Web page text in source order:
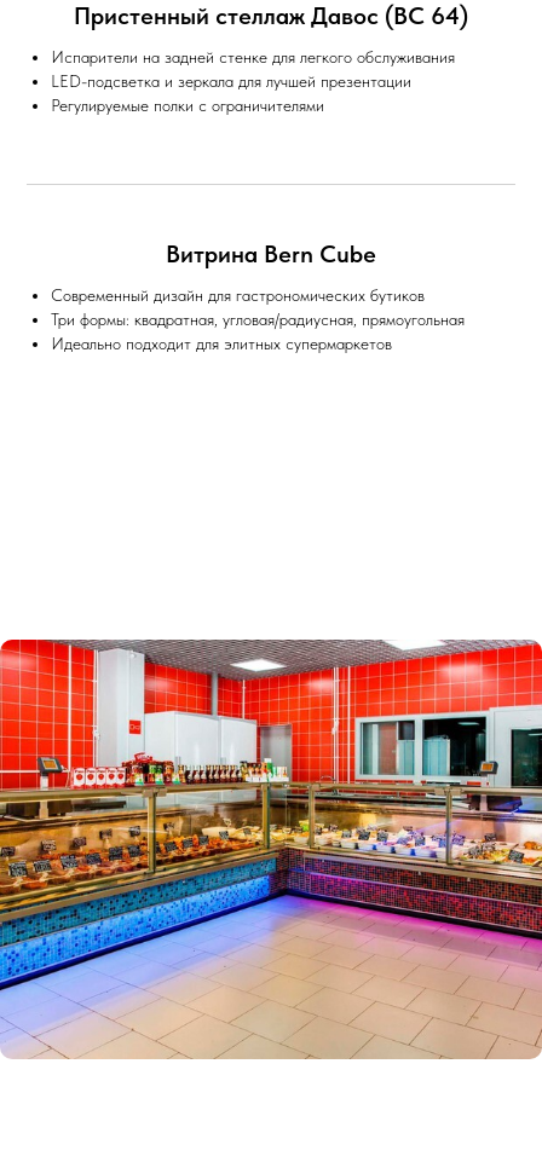
Пристенный стеллаж Давос (ВС 64)
Испарители на задней стенке для легкого обслуживания
LED-подсветка и зеркала для лучшей презентации
Регулируемые полки с ограничителями
Витрина Bern Cube
Современный дизайн для гастрономических бутиков
Три формы: квадратная, угловая/радиусная, прямоугольная
Идеально подходит для элитных супермаркетов